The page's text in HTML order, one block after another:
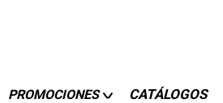
PROMOCIONES CATÁLOGOS